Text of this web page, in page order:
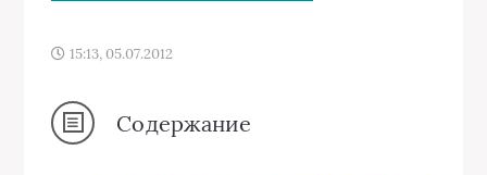
15:13, 05.07.2012
Содержание